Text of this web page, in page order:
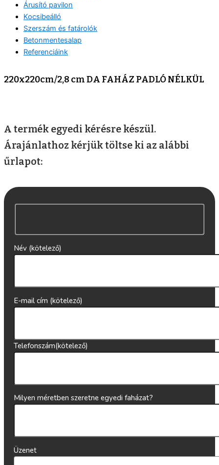
Árusító pavilon
Kocsibeálló
Szerszám és fatárolók
Betonmentesalap
Referenciáink
220x220cm/2,8 cm DA FAHÁZ PADLÓ NÉLKÜL
A termék egyedi kérésre készül.
Árajánlathoz kérjük töltse ki az alábbi
űrlapot:
Név (kötelező)
E-mail cím (kötelező)
Telefonszám(kötelező)
Milyen méretben szeretne egyedi faházat?
Üzenet